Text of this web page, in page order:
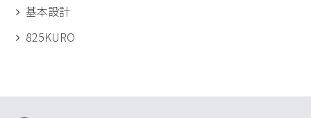
基本設計
825KURO